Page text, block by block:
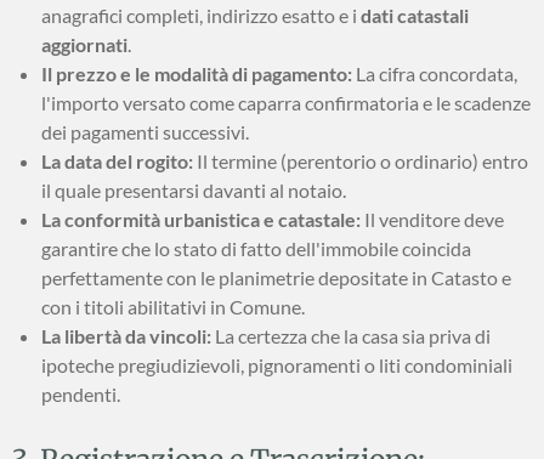
anagrafici completi, indirizzo esatto e i dati catastali
aggiornati.
Il prezzo e le modalità di pagamento: La cifra concordata,
l'importo versato come caparra confirmatoria e le scadenze
dei pagamenti successivi.
La data del rogito: Il termine (perentorio o ordinario) entro
il quale presentarsi davanti al notaio.
La conformità urbanistica e catastale: Il venditore deve
garantire che lo stato di fatto dell'immobile coincida
perfettamente con le planimetrie depositate in Catasto e
con i titoli abilitativi in Comune.
La libertà da vincoli: La certezza che la casa sia priva di
ipoteche pregiudizievoli, pignoramenti o liti condominiali
pendenti.